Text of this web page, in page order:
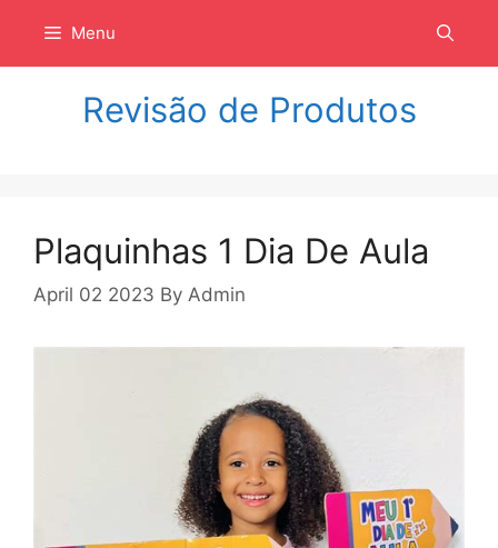
isi
Menu
Revisão de Produtos
Plaquinhas 1 Dia De Aula
April 02 2023 By Admin